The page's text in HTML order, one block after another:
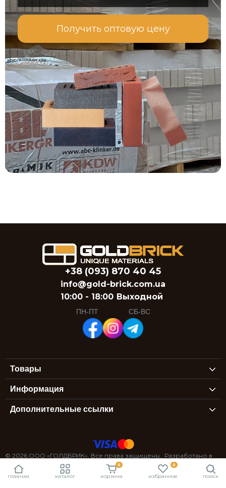
Получить оптовую цену
+38 (093) 870 40 45
info@gold-brick.com.ua
10:00 - 18:00
ПН-ПТ
Выходной
СБ-ВС
Товары
Информация
Дополнительные ссылки
© 2026 ООО «ГОЛДБРИК». Все права защищены.. Разработано в
StexSoft
главная каталог
0
корзина
0
избранное поиск